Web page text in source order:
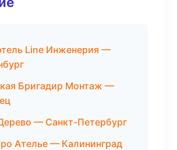
Line Инженерия —
Бригадир Монтаж —
— Санкт-Петербург
Ателье — Калининград